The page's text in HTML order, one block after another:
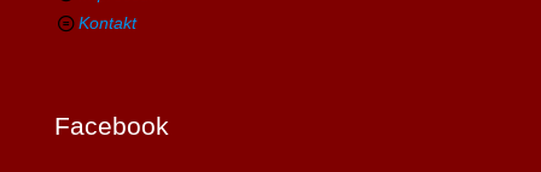
Kontakt
Facebook